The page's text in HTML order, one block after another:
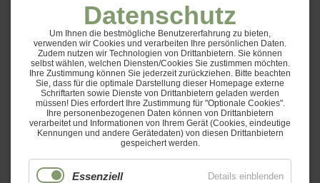
Infos für Ihren Gutschein
Datenschutz
Um Ihnen die bestmögliche Benutzererfahrung zu bieten,
verwenden wir Cookies und verarbeiten Ihre persönlichen Daten.
Zudem nutzen wir Technologien von Drittanbietern. Sie können
selbst wählen, welchen Diensten/Cookies Sie zustimmen möchten.
Ihre Zustimmung können Sie jederzeit zurückziehen. Bitte beachten
Sie, dass für die optimale Darstellung dieser Homepage externe
Schriftarten sowie Dienste von Drittanbietern geladen werden
müssen! Dies erfordert Ihre Zustimmung für "Optionale Cookies".
Ihre personenbezogenen Daten können von Drittanbietern
verarbeitet und Informationen von Ihrem Gerät (Cookies, eindeutige
Kennungen und andere Gerätedaten) von diesen Drittanbietern
gespeichert werden.
Essenziell Details einblenden